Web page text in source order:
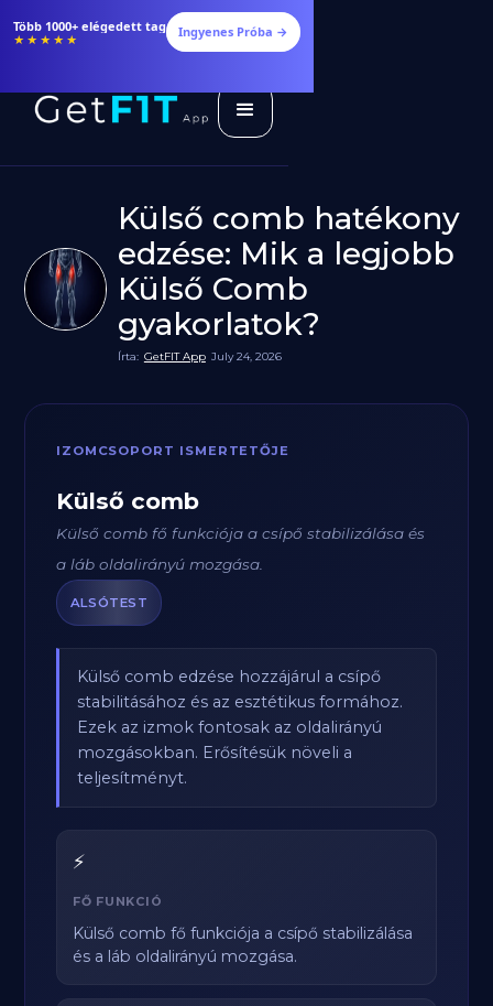
Több 1000+ elégedett tag
★★★★★ Ingyenes Próba →
Külső comb hatékony
edzése: Mik a legjobb
Külső Comb
gyakorlatok?
Írta: GetFIT App July 24, 2026
IZOMCSOPORT ISMERTETŐJE
Külső comb
Külső comb fő funkciója a csípő stabilizálása és
a láb oldalirányú mozgása.
ALSÓTEST
Külső comb edzése hozzájárul a csípő
stabilitásához és az esztétikus formához.
Ezek az izmok fontosak az oldalirányú
mozgásokban. Erősítésük növeli a
teljesítményt.
⚡
FŐ FUNKCIÓ
Külső comb fő funkciója a csípő stabilizálása
és a láb oldalirányú mozgása.